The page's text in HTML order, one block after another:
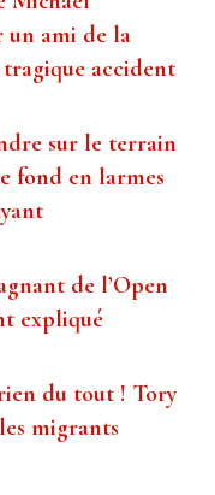
un ami de la
accident
sur le terrain
fond en larmes
de l’Open
expliqué
du tout ! Tory
migrants